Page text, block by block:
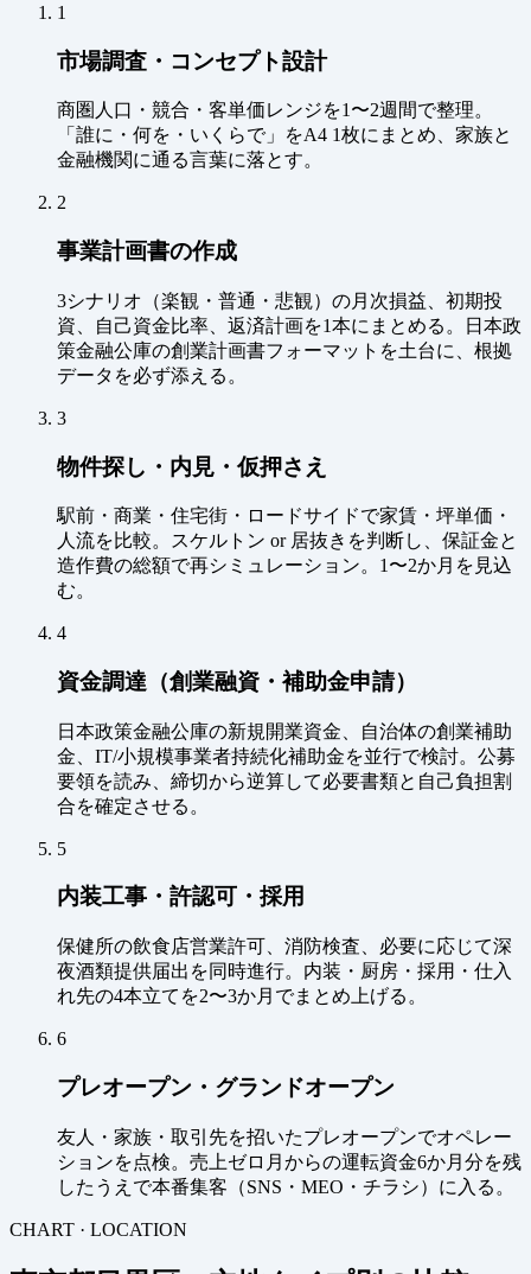
1
市場調査・コンセプト設計
商圏人口・競合・客単価レンジを1〜2週間で整理。
「誰に・何を・いくらで」をA4 1枚にまとめ、家族と
金融機関に通る言葉に落とす。
2
事業計画書の作成
3シナリオ（楽観・普通・悲観）の月次損益、初期投
資、自己資金比率、返済計画を1本にまとめる。日本政
策金融公庫の創業計画書フォーマットを土台に、根拠
データを必ず添える。
3
物件探し・内見・仮押さえ
駅前・商業・住宅街・ロードサイドで家賃・坪単価・
人流を比較。スケルトン or 居抜きを判断し、保証金と
造作費の総額で再シミュレーション。1〜2か月を見込
む。
4
資金調達（創業融資・補助金申請）
日本政策金融公庫の新規開業資金、自治体の創業補助
金、IT/小規模事業者持続化補助金を並行で検討。公募
要領を読み、締切から逆算して必要書類と自己負担割
合を確定させる。
5
内装工事・許認可・採用
保健所の飲食店営業許可、消防検査、必要に応じて深
夜酒類提供届出を同時進行。内装・厨房・採用・仕入
れ先の4本立てを2〜3か月でまとめ上げる。
6
プレオープン・グランドオープン
友人・家族・取引先を招いたプレオープンでオペレー
ションを点検。売上ゼロ月からの運転資金6か月分を残
したうえで本番集客（SNS・MEO・チラシ）に入る。
CHART · LOCATION